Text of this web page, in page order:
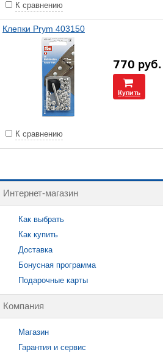
К сравнению
Клепки Prym 403150
770 руб.
Купить
К сравнению
Интернет-магазин
Как выбрать
Как купить
Доставка
Бонусная программа
Подарочные карты
Компания
Магазин
Гарантия и сервис